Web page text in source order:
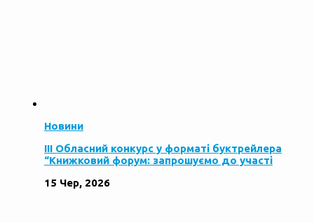
Новини
ІІІ Обласний конкурс у форматі буктрейлера
“Книжковий форум: запрошуємо до участі
15 Чер, 2026